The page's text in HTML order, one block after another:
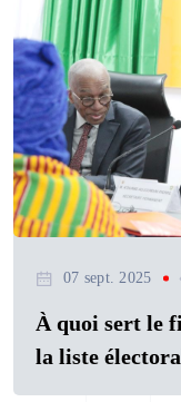
07 sept. 2025
À quoi sert le
la liste